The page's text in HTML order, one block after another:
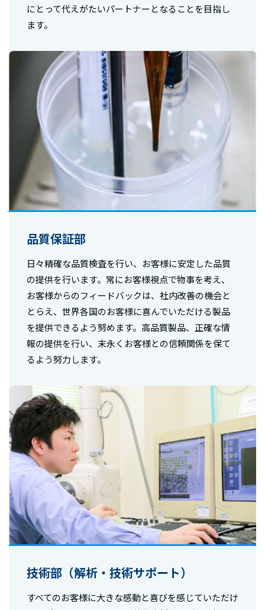
にとって代えがたいパートナーとなることを目指し
ます。
品質保証部
日々精確な品質検査を行い、お客様に安定した品質
の提供を行います。常にお客様視点で物事を考え、
お客様からのフィードバックは、社内改善の機会と
とらえ、世界各国のお客様に喜んでいただける製品
を提供できるよう努めます。高品質製品、正確な情
報の提供を行い、末永くお客様との信頼関係を保て
るよう努力します。
技術部（解析・技術サポート）
すべてのお客様に大きな感動と喜びを感じていただけ